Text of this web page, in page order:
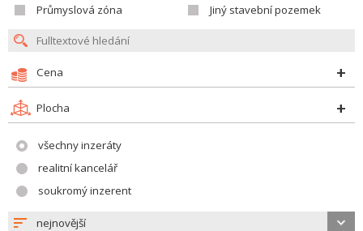
Průmyslová zóna
Jiný stavební pozemek
Cena
Plocha
všechny inzeráty
realitní kancelář
soukromý inzerent
nejnovější